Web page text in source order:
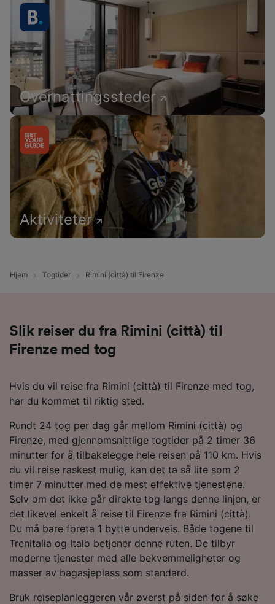
Overnattingssteder
Aktiviteter
Hjem Togtider Rimini (città) til Firenze
Slik reiser du fra Rimini (città) til
Firenze med tog
Hvis du vil reise fra Rimini (città) til Firenze med tog,
har du kommet til riktig sted.
Rundt 24 tog per dag går mellom Rimini (città) og
Firenze, med gjennomsnittlige togtider på 2 timer 36
minutter for å tilbakelegge hele reisen på 110 km. Hvis
du vil reise raskest mulig, kan det ta så lite som 2
timer 7 minutter med de mest effektive tjenestene.
Selv om det ikke går direkte tog langs denne linjen, er
det likevel enkelt å reise til Firenze fra Rimini (città).
Du må bare foreta 1 bytte underveis. Både togene til
Trenitalia og Italo betjener denne ruten. De tilbyr
moderne tjenester med alle bekvemmeligheter og
masser av bagasjeplass som standard.
Bruk reiseplanleggeren vår øverst på siden for å søke